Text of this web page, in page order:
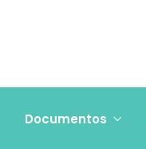
Documentos